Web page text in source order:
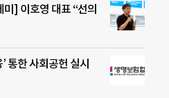
] 이호영 대표 “선의
통한 사회공헌 실시